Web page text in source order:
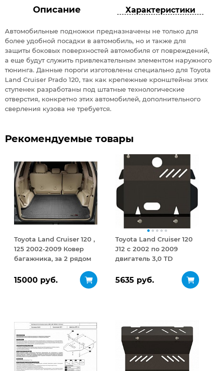
Описание Характеристики
Автомобильные подножки предназначены не только для
более удобной посадки в автомобиль, но и также для
защиты боковых поверхностей автомобиля от повреждений,
а еще будут служить привлекательным элементом наружного
тюнинга. Данные пороги изготовлены специально для Toyota
Land Cruiser Prado 120, так как крепежные кронштейны этих
ступенек разработаны под штатные технологические
отверстия, конкретно этих автомобилей, дополнительного
сверления кузова не требуется.
Рекомендуемые товары
Toyota Land Cruiser 120 ,
125 2002-2009 Ковер
багажника, за 2 рядом
15000 руб.
Toyota Land Cruiser 120
J12 с 2002 по 2009
двигатель 3,0 TD
2,5 мм
5635 руб.